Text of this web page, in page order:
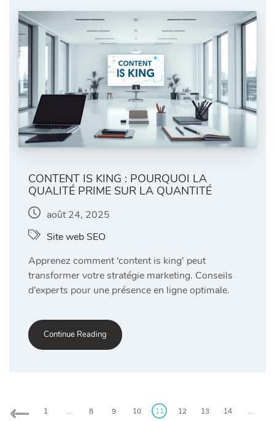
CONTENT IS KING : POURQUOI LA
QUALITÉ PRIME SUR LA QUANTITÉ
août 24, 2025
Site web SEO
Apprenez comment ‘content is king’ peut
transformer votre stratégie marketing. Conseils
d’experts pour une présence en ligne optimale.
Continue Reading
1 … 8 9 10 11 12 13 14
…